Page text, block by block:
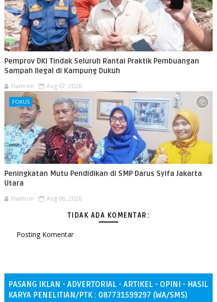
Pemprov DKI Tindak Seluruh Rantai Praktik Pembuangan
Sampah Ilegal di Kampung Dukuh
Hamron Aug 07, 2026
FOKUS
Peningkatan Mutu Pendidikan di SMP Darus Syifa Jakarta
Utara
Hamron Aug 06, 2026
TIDAK ADA KOMENTAR:
Posting Komentar
PASANG IKLAN - ADVERTORIAL - ARTIKEL - OPINI - HASIL
KARYA PENELITIAN/PTK : 087731599297 (WA/SMS)